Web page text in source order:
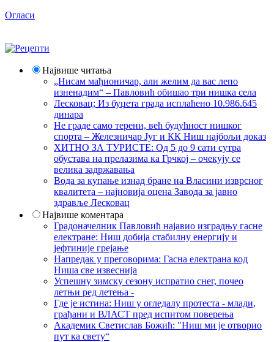
Огласи
Највише читања
„Нисам мађионичар, али желим да вас лепо
изненадим“ – Павловић обишао три нишка села
Лесковац; Из буџета града исплаћено 10.986.645
динара
Не граде само терени, већ будућност нишког
спорта – Железничар Југ и КК Ниш најбољи доказ
ХИТНО ЗА ТУРИСТЕ: Од 5 до 9 сати сутра
обустава на прелазима ка Грчкој – очекују се
велика задржавања
Вода за купање изнад бране на Власини изврсног
квалитета – најновија оцена Завода за јавно
здравље Лесковац
Највише коментара
Градоначелник Павловић најавио изградњу гасне
електране: Ниш добија стабилну енергију и
јефтиније грејање
Напредак у преговорима: Гасна електрана код
Ниша све извеснија
Успешну зимску сезону испратио снег, почео
летњи ред летења -
Где је истина: Ниш у огледалу протеста - млади,
грађани и ВЛАСТ пред испитом поверења
Академик Светислав Божић: "Ниш ми је отворио
пут ка свету“